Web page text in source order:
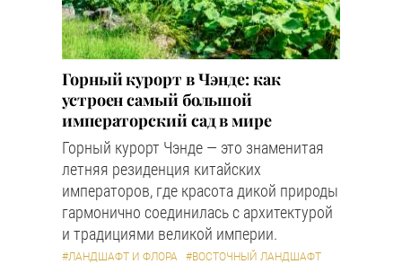
Горный курорт в Чэнде: как
устроен самый большой
императорский сад в мире
Горный курорт Чэнде — это знаменитая
летняя резиденция китайских
императоров, где красота дикой природы
гармонично соединилась с архитектурой
и традициями великой империи.
#ЛАНДШАФТ И ФЛОРА #ВОСТОЧНЫЙ ЛАНДШАФТ